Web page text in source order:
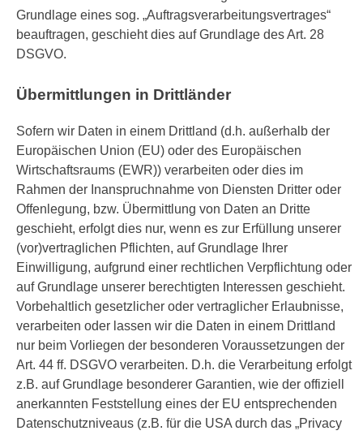
Grundlage eines sog. „Auftragsverarbeitungsvertrages“
beauftragen, geschieht dies auf Grundlage des Art. 28
DSGVO.
Übermittlungen in Drittländer
Sofern wir Daten in einem Drittland (d.h. außerhalb der
Europäischen Union (EU) oder des Europäischen
Wirtschaftsraums (EWR)) verarbeiten oder dies im
Rahmen der Inanspruchnahme von Diensten Dritter oder
Offenlegung, bzw. Übermittlung von Daten an Dritte
geschieht, erfolgt dies nur, wenn es zur Erfüllung unserer
(vor)vertraglichen Pflichten, auf Grundlage Ihrer
Einwilligung, aufgrund einer rechtlichen Verpflichtung oder
auf Grundlage unserer berechtigten Interessen geschieht.
Vorbehaltlich gesetzlicher oder vertraglicher Erlaubnisse,
verarbeiten oder lassen wir die Daten in einem Drittland
nur beim Vorliegen der besonderen Voraussetzungen der
Art. 44 ff. DSGVO verarbeiten. D.h. die Verarbeitung erfolgt
z.B. auf Grundlage besonderer Garantien, wie der offiziell
anerkannten Feststellung eines der EU entsprechenden
Datenschutzniveaus (z.B. für die USA durch das „Privacy